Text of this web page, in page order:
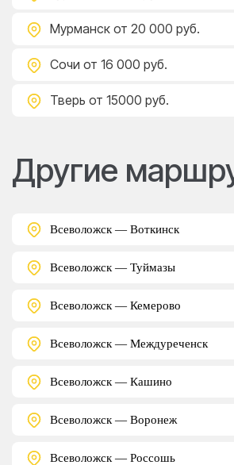
Мурманск от 20 000 руб.
Сочи от 16 000 руб.
Тверь от 15000 руб.
Другие
Всеволожск — Воткинск
Всеволожск — Туймазы
Всеволожск — Кемерово
Всеволожск — Междуреченск
Всеволожск — Кашино
Всеволожск — Воронеж
Всеволожск — Россошь